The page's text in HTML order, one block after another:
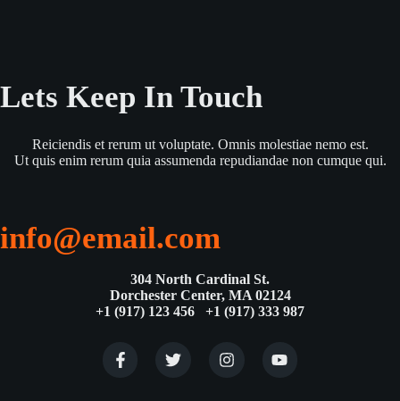
Lets Keep In Touch
Reiciendis et rerum ut voluptate. Omnis molestiae nemo est.
Ut quis enim rerum quia assumenda repudiandae non cumque qui.
info@email.com
304 North Cardinal St.
Dorchester Center, MA 02124
+1 (917) 123 456 +1 (917) 333 987